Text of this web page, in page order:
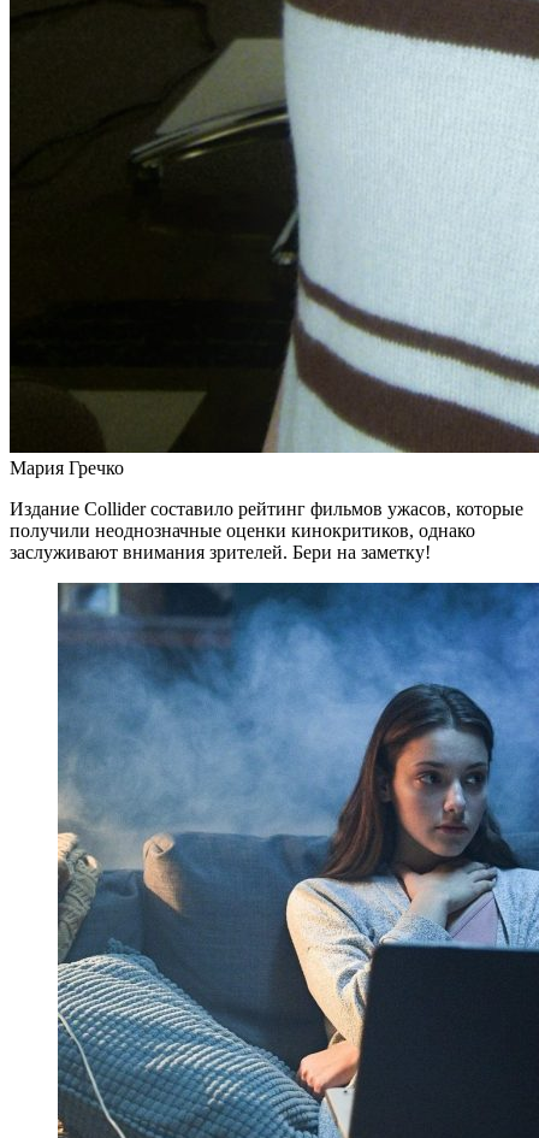
Мария Гречко
Издание Collider составило рейтинг фильмов ужасов, которые
получили неоднозначные оценки кинокритиков, однако
заслуживают внимания зрителей. Бери на заметку!